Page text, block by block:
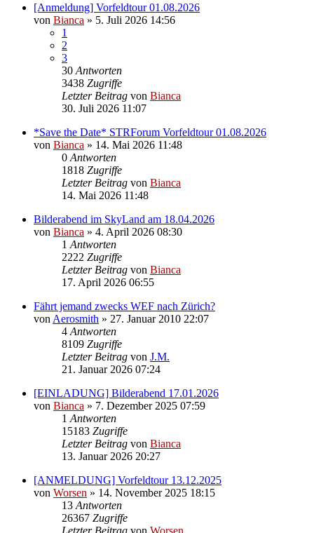
[Anmeldung] Vorfeldtour 01.08.2026
von Bianca » 5. Juli 2026 14:56
1
2
3
30 Antworten
3438 Zugriffe
Letzter Beitrag von Bianca
30. Juli 2026 11:07
*Save the Date* STRForum Vorfeldtour 01.08.2026
von Bianca » 14. Mai 2026 11:48
0 Antworten
1818 Zugriffe
Letzter Beitrag von Bianca
14. Mai 2026 11:48
Bilderabend im SkyLand am 18.04.2026
von Bianca » 4. April 2026 08:30
1 Antworten
2222 Zugriffe
Letzter Beitrag von Bianca
17. April 2026 06:55
Fährt jemand zwecks WEF nach Zürich?
von Aerosmith » 27. Januar 2010 22:07
4 Antworten
8109 Zugriffe
Letzter Beitrag von J.M.
21. Januar 2026 07:24
[EINLADUNG] Bilderabend 17.01.2026
von Bianca » 7. Dezember 2025 07:59
1 Antworten
15183 Zugriffe
Letzter Beitrag von Bianca
13. Januar 2026 20:27
[ANMELDUNG] Vorfeldtour 13.12.2025
von Worsen » 14. November 2025 18:15
13 Antworten
26367 Zugriffe
Letzter Beitrag von Worsen